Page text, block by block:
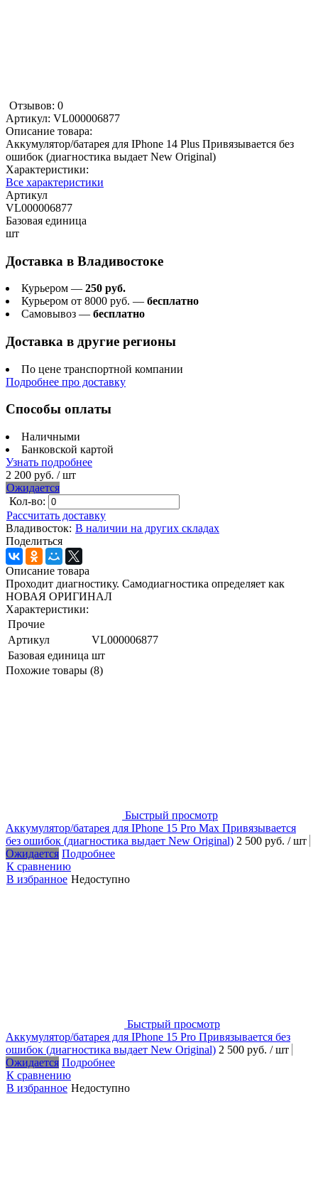
Отзывов: 0
Артикул: VL000006877
Описание товара:
Аккумулятор/батарея для IPhone 14 Plus Привязывается без
ошибок (диагностика выдает New Original)
Характеристики:
Все характеристики
Артикул
VL000006877
Базовая единица
шт
Доставка в Владивостоке
Курьером — 250 руб.
Курьером от 8000 руб. — бесплатно
Самовывоз — бесплатно
Доставка в другие регионы
По цене транспортной компании
Подробнее про доставку
Способы оплаты
Наличными
Банковской картой
Узнать подробнее
2 200 руб. / шт
Ожидается
Кол-во:
Рассчитать доставку
Владивосток: В наличии на других складах
Поделиться
Описание товара
Проходит диагностику. Самодиагностика определяет как
НОВАЯ ОРИГИНАЛ
Характеристики:
Прочие
Артикул
VL000006877
Базовая единица шт
Похожие товары (8)
Быстрый просмотр
Аккумулятор/батарея для IPhone 15 Pro Max Привязывается
без ошибок (диагностика выдает New Original) 2 500 руб. / шт
Ожидается Подробнее
К сравнению
В избранное Недоступно
Быстрый просмотр
Аккумулятор/батарея для IPhone 15 Pro Привязывается без
ошибок (диагностика выдает New Original) 2 500 руб. / шт
Ожидается Подробнее
К сравнению
В избранное Недоступно